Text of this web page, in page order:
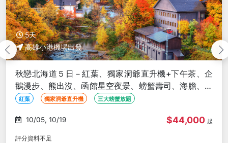
5天
高雄小港機場出發
流冰物語北海道５日－流冰物語電車、破冰船、森林精
靈露臺、美瑛青池、白鬚瀑布、7合1雪上活動、冰瀑
祭、砂湯體驗-高雄出發
破冰船 流冰物語號電車 森林精靈露臺
$46,000 起